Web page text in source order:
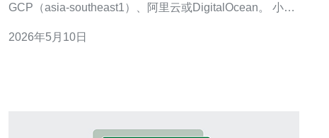
GCP（asia-southeast1）、阿里云或DigitalOcean。 小贴
2026年5月10日